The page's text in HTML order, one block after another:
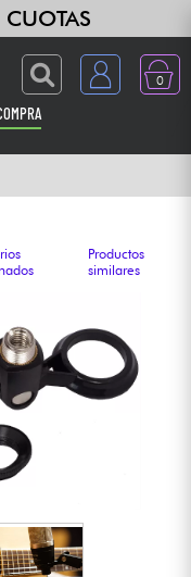
0
Productos
similares